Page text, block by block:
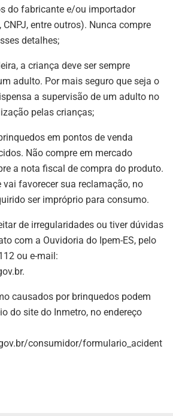
do fabricante e/ou importador
entre outros). Nunca compre
detalhes;
a criança deve ser sempre
adulto. Por mais seguro que seja o
a supervisão de um adulto no
pelas crianças;
em pontos de venda
Não compre em mercado
a nota fiscal de compra do produto.
favorecer sua reclamação, no
ser impróprio para consumo.
de irregularidades ou tiver dúvidas
com a Ouvidoria do Ipem-ES, pelo
ou e-mail:
.
causados por brinquedos podem
do site do Inmetro, no endereço
consumidor/formulario_acident